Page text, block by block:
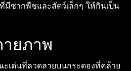
มีซากพืชและสัตว์เล็กๆ ให้กินเป็น
ยภาพ
เด่นที่ลวดลายบนกระดองที่คล้าย